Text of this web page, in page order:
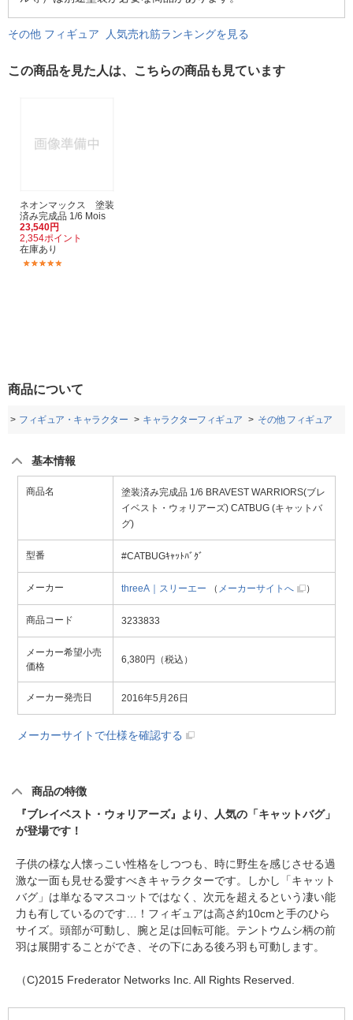
その他 フィギュア 人気売れ筋ランキングを見る
この商品を見た人は、こちらの商品も見ています
ネオンマックス 塗装
済み完成品 1/6 Mois
23,540円
2,354ポイント
在庫あり
商品について
フィギュア・キャラクター キャラクターフィギュア その他 フィギュア
基本情報
商品名
塗装済み完成品 1/6 BRAVEST WARRIORS(ブレ
イベスト・ウォリアーズ) CATBUG (キャットバ
グ)
型番 #CATBUGｷｬｯﾄﾊﾞｸﾞ
メーカー threeA｜スリーエー （ メーカーサイトへ ）
商品コード 3233833
メーカー希望小売
価格
6,380円（税込）
メーカー発売日 2016年5月26日
メーカーサイトで仕様を確認する
商品の特徴
『ブレイベスト・ウォリアーズ』より、人気の「キャットバグ」
が登場です！
子供の様な人懐っこい性格をしつつも、時に野生を感じさせる過
激な一面も見せる愛すべきキャラクターです。しかし「キャット
バグ」は単なるマスコットではなく、次元を超えるという凄い能
力も有しているのです…！フィギュアは高さ約10cmと手のひら
サイズ。頭部が可動し、腕と足は回転可能。テントウムシ柄の前
羽は展開することができ、その下にある後ろ羽も可動します。
（C)2015 Frederator Networks Inc. All Rights Reserved.